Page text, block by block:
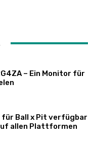
– Ein Monitor für
Ball x Pit verfügbar
allen Plattformen